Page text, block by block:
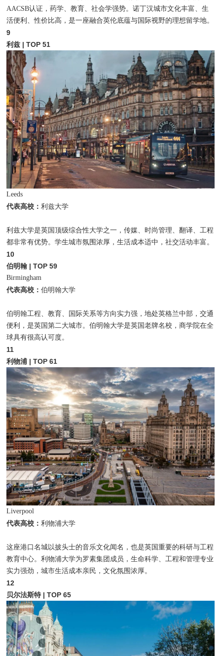
AACSB认证，药学、教育、社会学强势。诺丁汉城市文化丰富、生
活便利、性价比高，是一座融合英伦底蕴与国际视野的理想留学地。
9
利兹 | TOP 51
Leeds
代表高校：利兹大学
利兹大学是英国顶级综合性大学之一，传媒、时尚管理、翻译、工程
都非常有优势。学生城市氛围浓厚，生活成本适中，社交活动丰富。
10
伯明翰 | TOP 59
Birmingham
代表高校：伯明翰大学
伯明翰工程、教育、国际关系等方向实力强，地处英格兰中部，交通
便利，是英国第二大城市。伯明翰大学是英国老牌名校，商学院在全
球具有很高认可度。
11
利物浦 | TOP 61
Liverpool
代表高校：利物浦大学
这座港口名城以披头士的音乐文化闻名，也是英国重要的科研与工程
教育中心。利物浦大学为罗素集团成员，生命科学、工程和管理专业
实力强劲，城市生活成本亲民，文化氛围浓厚。
12
贝尔法斯特 | TOP 65